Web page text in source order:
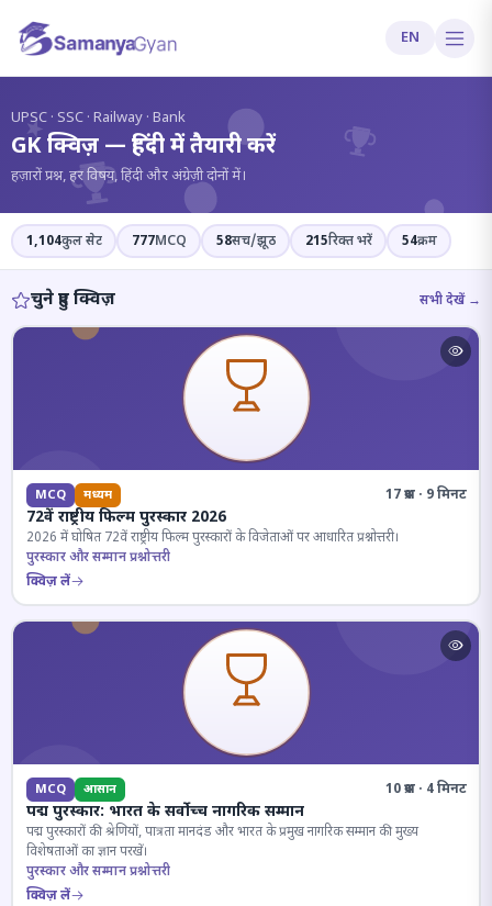
EN
?
UPSC · SSC · Railway · Bank
GK क्विज़ — हिंदी में तैयारी करें
हज़ारों प्रश्न, हर विषय, हिंदी और अंग्रेज़ी दोनों में।
1,104कुल सेट 777MCQ 58सच/झूठ 215रिक्त भरें 54क्रम
चुने हुए क्विज़ सभी देखें →
MCQ मध्यम 17 प्रश्न · 9 मिनट
72वें राष्ट्रीय फिल्म पुरस्कार 2026
2026 में घोषित 72वें राष्ट्रीय फिल्म पुरस्कारों के विजेताओं पर आधारित प्रश्नोत्तरी।
पुरस्कार और सम्मान प्रश्नोत्तरी
क्विज़ लें
MCQ आसान 10 प्रश्न · 4 मिनट
पद्म पुरस्कार: भारत के सर्वोच्च नागरिक सम्मान
पद्म पुरस्कारों की श्रेणियों, पात्रता मानदंड और भारत के प्रमुख नागरिक सम्मान की मुख्य
विशेषताओं का ज्ञान परखें।
पुरस्कार और सम्मान प्रश्नोत्तरी
क्विज़ लें